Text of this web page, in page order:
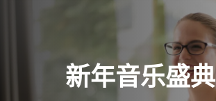
新年音乐盛典